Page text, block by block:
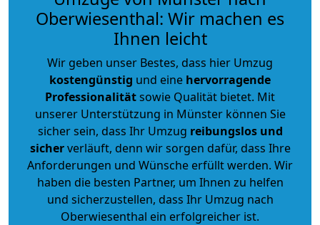
Oberwiesenthal: Wir machen es
Ihnen leicht
Wir geben unser Bestes, dass hier Umzug
kostengünstig und eine hervorragende
Professionalitätsowie Qualität bietet. Mit
unserer Unterstützung in Münster können Sie
sicher sein, dass Ihr Umzug reibungslos und
sicherverläuft, denn wir sorgen dafür, dass Ihre
Anforderungen und Wünsche erfüllt werden. Wir
haben die besten Partner, um Ihnen zu helfen
und sicherzustellen, dass Ihr Umzug nach
Oberwiesenthal ein erfolgreicher ist.